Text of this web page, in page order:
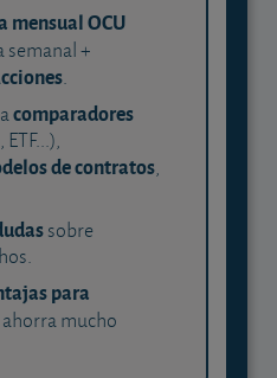
mensual OCU
semanal +
.
comparadores
de contratos,
sobre
para
ahorra mucho